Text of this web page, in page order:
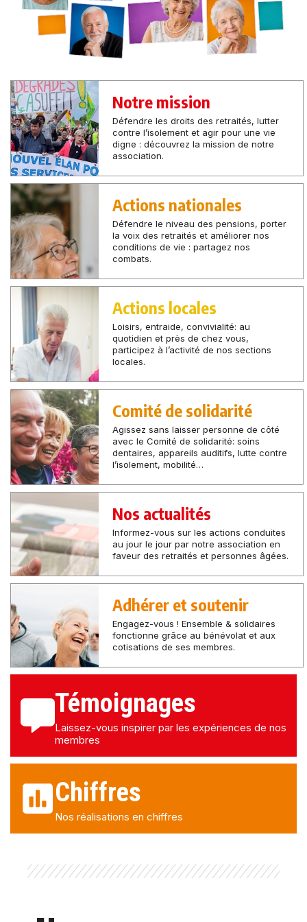
Notre mission
Défendre les droits des retraités, lutter
contre l’isolement et agir pour une vie
digne : découvrez la mission de notre
association.
Actions nationales
Défendre le niveau des pensions, porter
la voix des retraités et améliorer nos
conditions de vie : partagez nos
combats.
Actions locales
Loisirs, entraide, convivialité: au
quotidien et près de chez vous,
participez à l’activité de nos sections
locales.
Comité de solidarité
Agissez sans laisser personne de côté
avec le Comité de solidarité: soins
dentaires, appareils auditifs, lutte contre
l’isolement, mobilité…
Nos actualités
Informez-vous sur les actions conduites
au jour le jour par notre association en
faveur des retraités et personnes âgées.
Adhérer et soutenir
Engagez-vous ! Ensemble & solidaires
fonctionne grâce au bénévolat et aux
cotisations de ses membres.
Témoignages
Laissez-vous inspirer par les expériences de nos
membres
Chiffres
Nos réalisations en chiffres